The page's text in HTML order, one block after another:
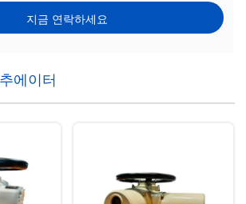
지금 연락하세요
에이터